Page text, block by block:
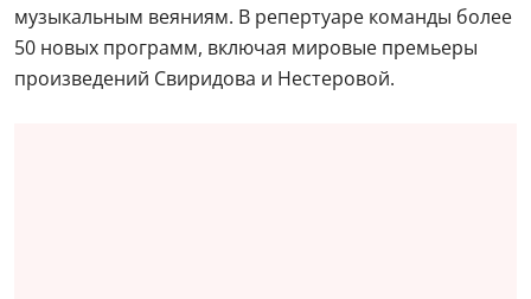
музыкальным веяниям. В репертуаре команды более
50 новых программ, включая мировые премьеры
произведений Свиридова и Нестеровой.